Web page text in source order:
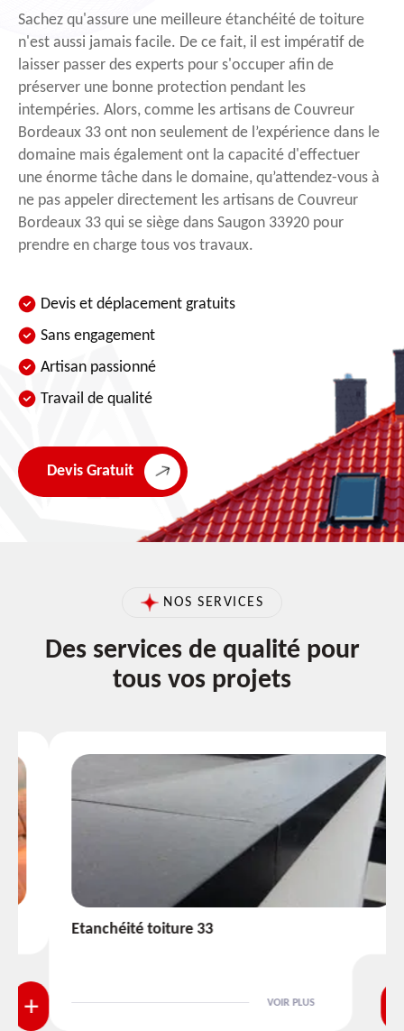
Sachez qu'assure une meilleure étanchéité de toiture
n'est aussi jamais facile. De ce fait, il est impératif de
laisser passer des experts pour s'occuper afin de
préserver une bonne protection pendant les
intempéries. Alors, comme les artisans de Couvreur
Bordeaux 33 ont non seulement de l’expérience dans le
domaine mais également ont la capacité d'effectuer
une énorme tâche dans le domaine, qu’attendez-vous à
ne pas appeler directement les artisans de Couvreur
Bordeaux 33 qui se siège dans Saugon 33920 pour
prendre en charge tous vos travaux.
Devis et déplacement gratuits
Sans engagement
Artisan passionné
Travail de qualité
Devis Gratuit
NOS SERVICES
Des services de qualité pour
tous vos projets
Etanchéité toiture 33
VOIR PLUS